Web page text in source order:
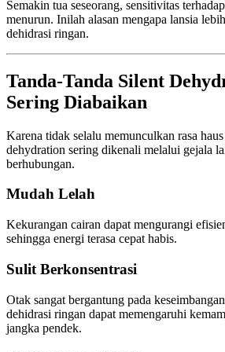
Semakin tua seseorang, sensitivitas
menurun. Inilah alasan mengapa lansia
dehidrasi ringan.
Tanda-Tanda Silent
Sering Diabaikan
Karena tidak selalu memunculkan rasa
dehydration sering dikenali melalui gejala
berhubungan.
Mudah Lelah
Kekurangan cairan dapat mengurangi
sehingga energi terasa cepat habis.
Sulit Berkonsentrasi
Otak sangat bergantung pada
dehidrasi ringan dapat memengaruhi
jangka pendek.